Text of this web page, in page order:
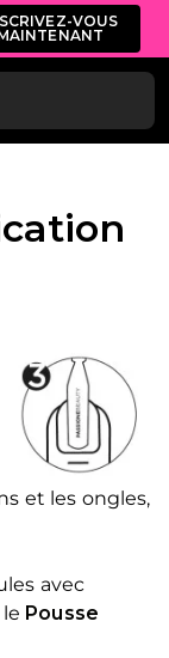
VOUS
à
ACHETEZ
et les ongles,
avec
Pousse